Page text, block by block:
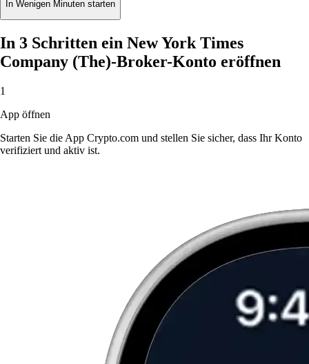
In Wenigen Minuten starten
In 3 Schritten ein New York Times
Company (The)-Broker-Konto eröffnen
1
App öffnen
Starten Sie die App Crypto.com und stellen Sie sicher, dass Ihr Konto
verifiziert und aktiv ist.